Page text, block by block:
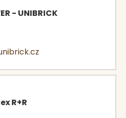
- UNIBRICK
R+R